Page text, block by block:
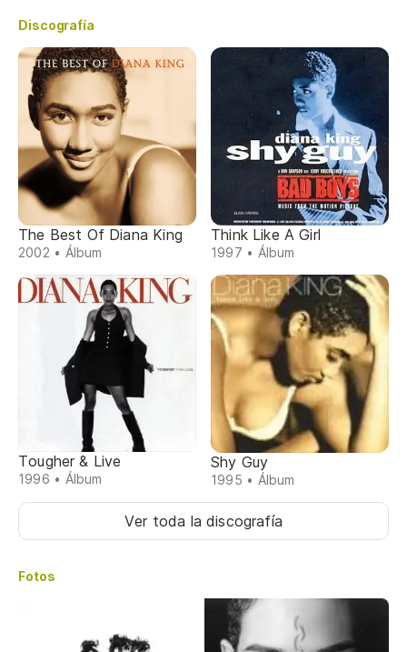
Discografía
The Best Of Diana King
2002 • Álbum
Think Like A Girl
1997 • Álbum
Tougher & Live
1996 • Álbum
Shy Guy
1995 • Álbum
Ver toda la discografía
Fotos